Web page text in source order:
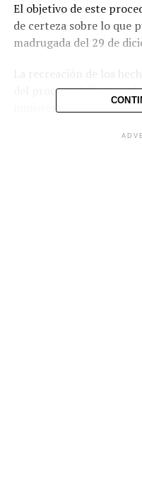
El objetivo de este
de certeza sobre lo que
madrugada del 29 de
La recreación de los
del proceso delimitar a
ministerio público para